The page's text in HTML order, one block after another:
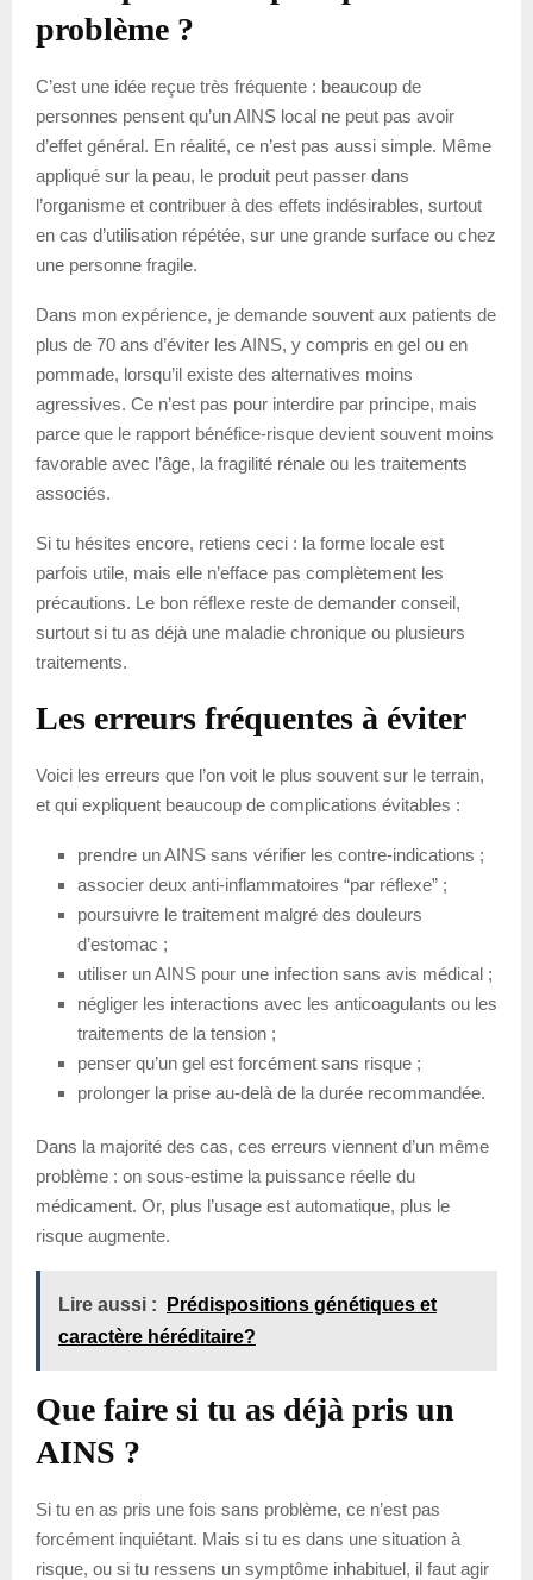
problème ?
C’est une idée reçue très fréquente : beaucoup de
personnes pensent qu’un AINS local ne peut pas avoir
d’effet général. En réalité, ce n’est pas aussi simple. Même
appliqué sur la peau, le produit peut passer dans
l’organisme et contribuer à des effets indésirables, surtout
en cas d’utilisation répétée, sur une grande surface ou chez
une personne fragile.
Dans mon expérience, je demande souvent aux patients de
plus de 70 ans d’éviter les AINS, y compris en gel ou en
pommade, lorsqu’il existe des alternatives moins
agressives. Ce n’est pas pour interdire par principe, mais
parce que le rapport bénéfice-risque devient souvent moins
favorable avec l’âge, la fragilité rénale ou les traitements
associés.
Si tu hésites encore, retiens ceci : la forme locale est
parfois utile, mais elle n’efface pas complètement les
précautions. Le bon réflexe reste de demander conseil,
surtout si tu as déjà une maladie chronique ou plusieurs
traitements.
Les erreurs fréquentes à éviter
Voici les erreurs que l’on voit le plus souvent sur le terrain,
et qui expliquent beaucoup de complications évitables :
prendre un AINS sans vérifier les contre-indications ;
associer deux anti-inflammatoires “par réflexe” ;
poursuivre le traitement malgré des douleurs
d’estomac ;
utiliser un AINS pour une infection sans avis médical ;
négliger les interactions avec les anticoagulants ou les
traitements de la tension ;
penser qu’un gel est forcément sans risque ;
prolonger la prise au-delà de la durée recommandée.
Dans la majorité des cas, ces erreurs viennent d’un même
problème : on sous-estime la puissance réelle du
médicament. Or, plus l’usage est automatique, plus le
risque augmente.
Lire aussi :
Prédispositions génétiques et
caractère héréditaire?
Que faire si tu as déjà pris un
AINS ?
Si tu en as pris une fois sans problème, ce n’est pas
forcément inquiétant. Mais si tu es dans une situation à
risque, ou si tu ressens un symptôme inhabituel, il faut agir